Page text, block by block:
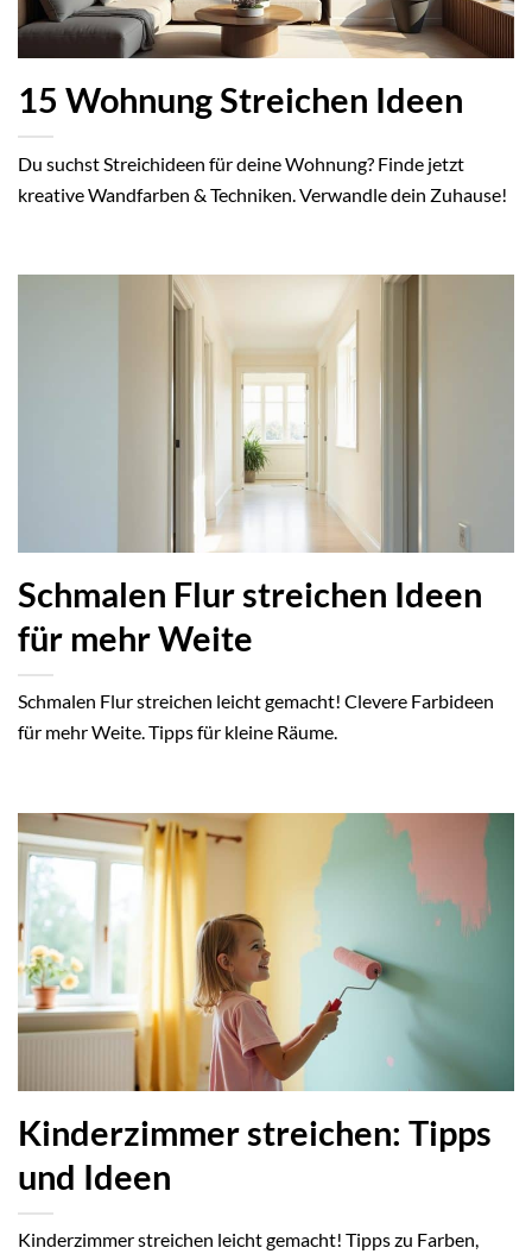
15 Wohnung Streichen Ideen
Du suchst Streichideen für deine Wohnung? Finde jetzt
kreative Wandfarben & Techniken. Verwandle dein Zuhause!
Schmalen Flur streichen Ideen
für mehr Weite
Schmalen Flur streichen leicht gemacht! Clevere Farbideen
für mehr Weite. Tipps für kleine Räume.
Kinderzimmer streichen: Tipps
und Ideen
Kinderzimmer streichen leicht gemacht! Tipps zu Farben,